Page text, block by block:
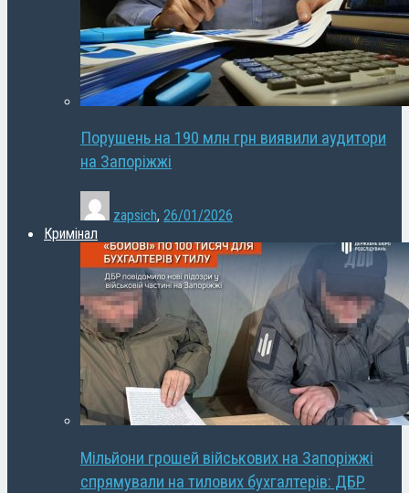
Порушень на 190 млн грн виявили аудитори
на Запоріжжі
zapsich, 26/01/2026
Кримінал
Мільйони грошей військових на Запоріжжі
спрямували на тилових бухгалтерів: ДБР